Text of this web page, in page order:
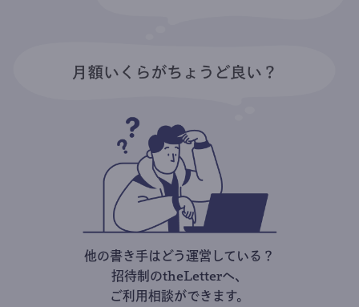
他の書き手はどう運営している？
招待制のtheLetterへ、
ご利用相談ができます。